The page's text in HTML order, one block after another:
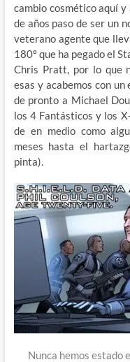
cambio cosmético aquí y
de años paso de ser un
veterano agente que
180º que ha pegado el
Chris Pratt, por lo que
esas y acabemos con
de pronto a Michael
los 4 Fantásticos y los
de en medio como
meses hasta el
pinta).
Nunca hemos estado